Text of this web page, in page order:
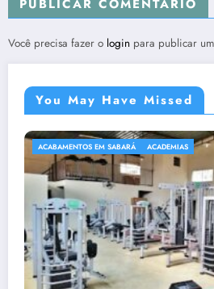
PUBLICAR COMENTÁRIO
Você precisa fazer o login para publicar
You May Have Missed
ACABAMENTOS EM SABARÁ ACADEMIAS